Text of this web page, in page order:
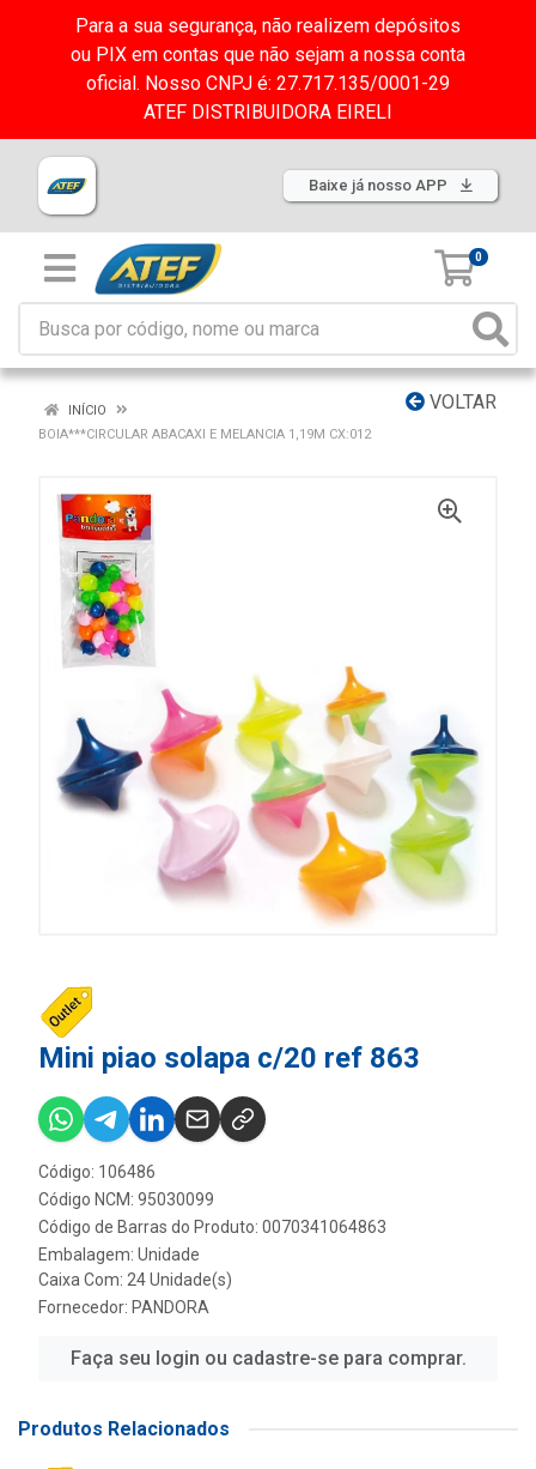
Para a sua segurança, não realizem depósitos
ou PIX em contas que não sejam a nossa conta
oficial. Nosso CNPJ é: 27.717.135/0001-29
ATEF DISTRIBUIDORA EIRELI
Baixe já nosso APP
0
VOLTAR
INÍCIO
BOIA***CIRCULAR ABACAXI E MELANCIA 1,19M CX:012
Mini piao solapa c/20 ref 863
Código: 106486
Código NCM: 95030099
Código de Barras do Produto: 0070341064863
Embalagem: Unidade
Caixa Com: 24 Unidade(s)
Fornecedor: PANDORA
Faça seu login ou cadastre-se para comprar.
Produtos Relacionados